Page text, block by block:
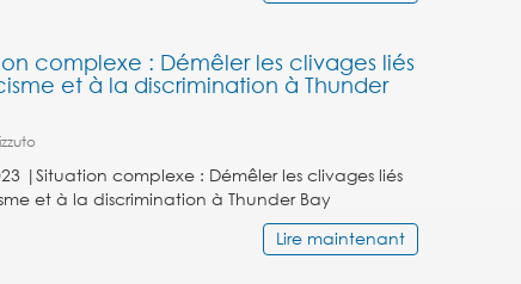
complexe : Démêler les clivages liés
et à la discrimination à Thunder
|Situation complexe : Démêler les clivages liés
et à la discrimination à Thunder Bay
Lire maintenant